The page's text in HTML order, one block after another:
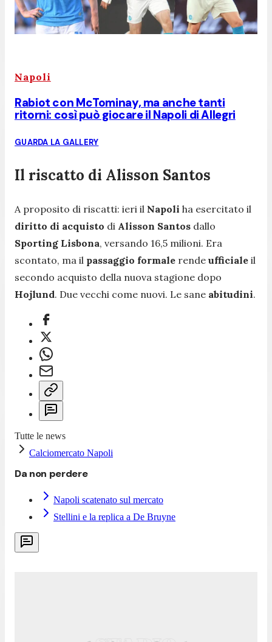
Napoli
Rabiot con McTominay, ma anche tanti
ritorni: così può giocare il Napoli di Allegri
GUARDA LA GALLERY
Il riscatto di Alisson Santos
A proposito di riscatti: ieri il Napoli ha esercitato il
diritto di acquisto di Alisson Santos dallo
Sporting Lisbona, versando 16,5 milioni. Era
scontato, ma il passaggio formale rende ufficiale il
secondo acquisto della nuova stagione dopo
Hojlund. Due vecchi come nuovi. Le sane abitudini.
Tutte le news
Calciomercato Napoli
Da non perdere
Napoli scatenato sul mercato
Stellini e la replica a De Bruyne